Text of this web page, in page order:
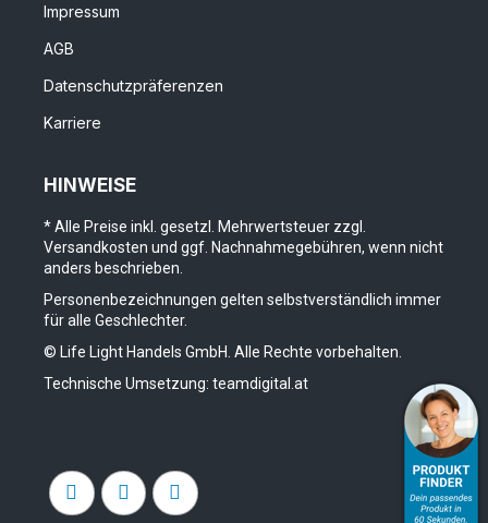
Impressum
AGB
Datenschutzpräferenzen
Karriere
HINWEISE
* Alle Preise inkl. gesetzl. Mehrwertsteuer zzgl.
Versandkosten und ggf. Nachnahmegebühren, wenn nicht
anders beschrieben.
Personenbezeichnungen gelten selbstverständlich immer
für alle Geschlechter.
© Life Light Handels GmbH. Alle Rechte vorbehalten.
Technische Umsetzung: teamdigital.at